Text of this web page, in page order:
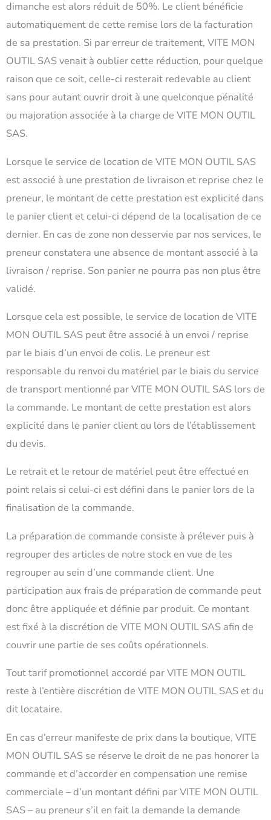
dimanche est alors réduit de 50%. Le client bénéficie
automatiquement de cette remise lors de la facturation
de sa prestation. Si par erreur de traitement, VITE MON
OUTIL SAS venait à oublier cette réduction, pour quelque
raison que ce soit, celle-ci resterait redevable au client
sans pour autant ouvrir droit à une quelconque pénalité
ou majoration associée à la charge de VITE MON OUTIL
SAS.
Lorsque le service de location de VITE MON OUTIL SAS
est associé à une prestation de livraison et reprise chez le
preneur, le montant de cette prestation est explicité dans
le panier client et celui-ci dépend de la localisation de ce
dernier. En cas de zone non desservie par nos services, le
preneur constatera une absence de montant associé à la
livraison / reprise. Son panier ne pourra pas non plus être
validé.
Lorsque cela est possible, le service de location de VITE
MON OUTIL SAS peut être associé à un envoi / reprise
par le biais d’un envoi de colis. Le preneur est
responsable du renvoi du matériel par le biais du service
de transport mentionné par VITE MON OUTIL SAS lors de
la commande. Le montant de cette prestation est alors
explicité dans le panier client ou lors de l’établissement
du devis.
Le retrait et le retour de matériel peut être effectué en
point relais si celui-ci est défini dans le panier lors de la
finalisation de la commande.
La préparation de commande consiste à prélever puis à
regrouper des articles de notre stock en vue de les
regrouper au sein d’une commande client. Une
participation aux frais de préparation de commande peut
donc être appliquée et définie par produit. Ce montant
est fixé à la discrétion de VITE MON OUTIL SAS afin de
couvrir une partie de ses coûts opérationnels.
Tout tarif promotionnel accordé par VITE MON OUTIL
reste à l’entière discrétion de VITE MON OUTIL SAS et du
dit locataire.
En cas d’erreur manifeste de prix dans la boutique, VITE
MON OUTIL SAS se réserve le droit de ne pas honorer la
commande et d’accorder en compensation une remise
commerciale – d’un montant défini par VITE MON OUTIL
SAS – au preneur s’il en fait la demande la demande